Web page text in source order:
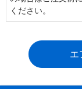
ください。
エ